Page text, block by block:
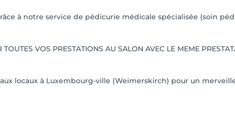
à notre service de pédicurie médicale spécialisée (soin
VOS PRESTATIONS AU SALON AVEC LE MEME
locaux à Luxembourg-ville (Weimerskirch) pour un